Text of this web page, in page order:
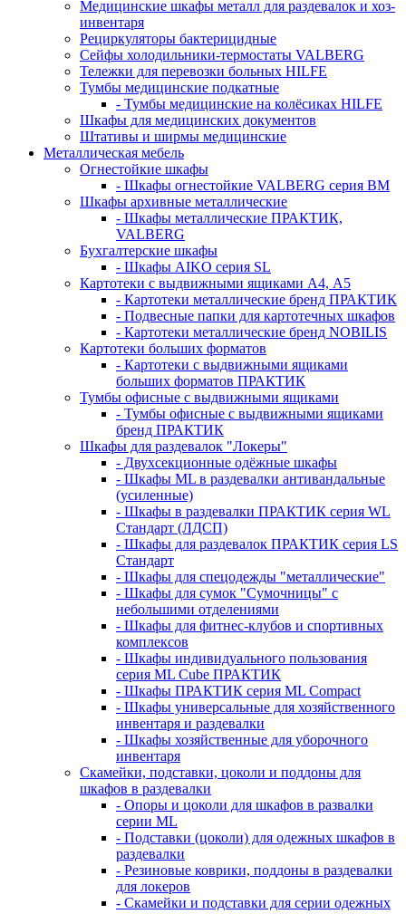
Медицинские шкафы металл для раздевалок и хоз-
инвентаря
Рециркуляторы бактерицидные
Сейфы холодильники-термостаты VALBERG
Тележки для перевозки больных HILFE
Тумбы медицинские подкатные
- Тумбы медицинские на колёсиках HILFE
Шкафы для медицинских документов
Штативы и ширмы медицинские
Металлическая мебель
Огнестойкие шкафы
- Шкафы огнестойкие VALBERG серия BM
Шкафы архивные металлические
- Шкафы металлические ПРАКТИК,
VALBERG
Бухгалтерские шкафы
- Шкафы AIKO серия SL
Картотеки с выдвижными ящиками А4, А5
- Картотеки металлические бренд ПРАКТИК
- Подвесные папки для картотечных шкафов
- Картотеки металлические бренд NOBILIS
Картотеки больших форматов
- Картотеки с выдвижными ящиками
больших форматов ПРАКТИК
Тумбы офисные с выдвижными ящиками
- Тумбы офисные с выдвижными ящиками
бренд ПРАКТИК
Шкафы для раздевалок "Локеры"
- Двухсекционные одёжные шкафы
- Шкафы ML в раздевалки антивандальные
(усиленные)
- Шкафы в раздевалки ПРАКТИК серия WL
Стандарт (ЛДСП)
- Шкафы для раздевалок ПРАКТИК серия LS
Стандарт
- Шкафы для спецодежды "металлические"
- Шкафы для сумок "Сумочницы" с
небольшими отделениями
- Шкафы для фитнес-клубов и спортивных
комплексов
- Шкафы индивидуального пользования
серия ML Cube ПРАКТИК
- Шкафы ПРАКТИК серия ML Compact
- Шкафы универсальные для хозяйственного
инвентаря и раздевалки
- Шкафы хозяйственные для уборочного
инвентаря
Скамейки, подставки, цоколи и поддоны для
шкафов в раздевалки
- Опоры и цоколи для шкафов в развалки
серии ML
- Подставки (цоколи) для одежных шкафов в
раздевалки
- Резиновые коврики, поддоны в раздевалки
для локеров
- Скамейки и подставки для серии одежных